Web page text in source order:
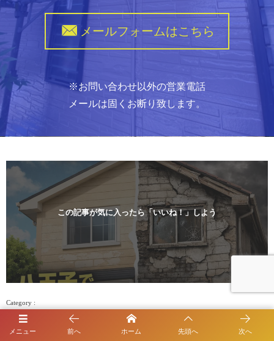
メールフォームはこちら
※お問い合わせ以外の営業電話
メールは固くお断り致します。
この記事が気に入ったら「いいね！」しよう
ブログ
メニュー 前へ ホーム 先頭へ 次へ